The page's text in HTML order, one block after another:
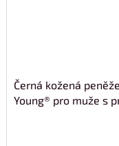
Černá kožená
Young® pro muže s